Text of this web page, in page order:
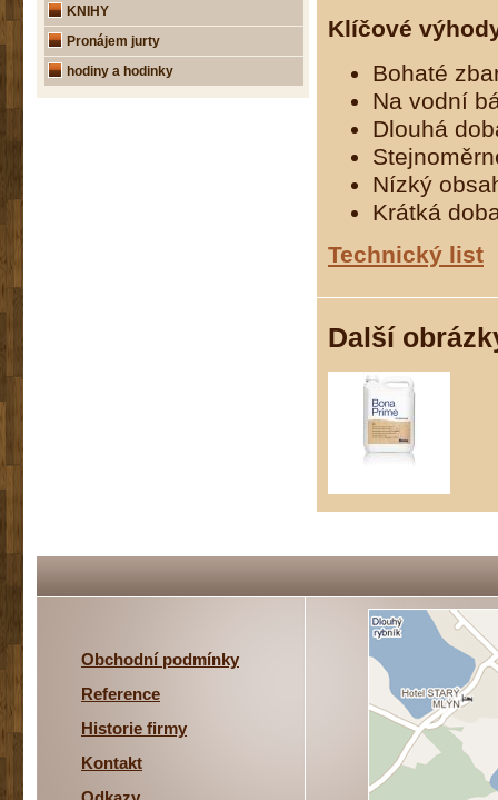
Klíčové
Bohaté
Na vodní
Dlouhá
Nízký
Krátká
Technický list
Další
KNIHY
Pronájem jurty
hodiny a hodinky
Obchodní podmínky
Reference
Historie firmy
Kontakt